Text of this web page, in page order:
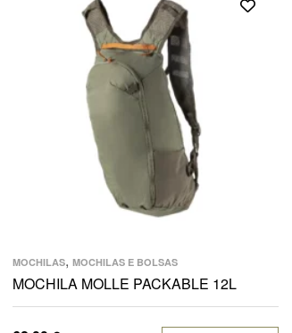
MOCHILAS, MOCHILAS E BOLSAS
MOCHILA MOLLE PACKABLE 12L